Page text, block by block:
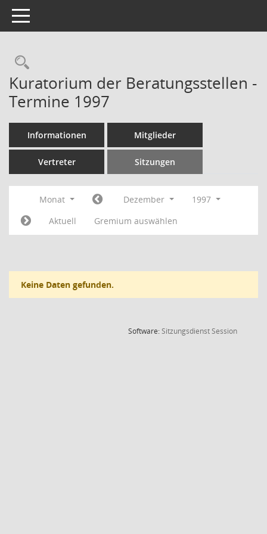
Toggle navigation
Rechercheauswahl
Kuratorium der Beratungsstellen -
Termine 1997
Informationen Mitglieder
Vertreter Sitzungen
Monat Dezember
1997
Aktuell
Gremium auswählen
Keine Daten gefunden.
Software:SitzungsdienstSession(Wird in